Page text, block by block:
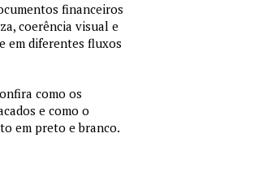
financeiros
coerência visual e
em diferentes fluxos
como os
e como o
em preto e branco.